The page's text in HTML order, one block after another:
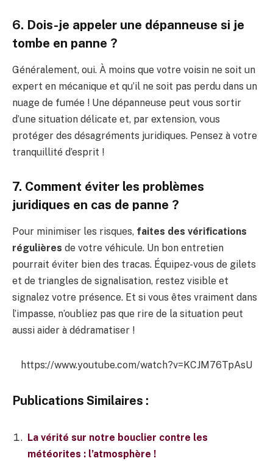
6. Dois-je appeler une dépanneuse si je
tombe en panne ?
Généralement, oui. À moins que votre voisin ne soit un
expert en mécanique et qu’il ne soit pas perdu dans un
nuage de fumée ! Une dépanneuse peut vous sortir
d’une situation délicate et, par extension, vous
protéger des désagréments juridiques. Pensez à votre
tranquillité d’esprit !
7. Comment éviter les problèmes
juridiques en cas de panne ?
Pour minimiser les risques, faites des vérifications
régulières de votre véhicule. Un bon entretien
pourrait éviter bien des tracas. Équipez-vous de gilets
et de triangles de signalisation, restez visible et
signalez votre présence. Et si vous êtes vraiment dans
l’impasse, n’oubliez pas que rire de la situation peut
aussi aider à dédramatiser !
https://www.youtube.com/watch?v=KCJM76TpAsU
Publications Similaires :
La vérité sur notre bouclier contre les
météorites : l’atmosphère !